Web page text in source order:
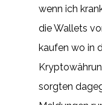
wenn ich
die Wallets
kaufen wo in
sorgten